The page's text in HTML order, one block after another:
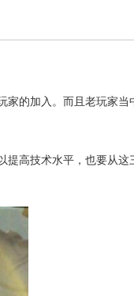
家的加入。而且老玩家当
提高技术水平，也要从这